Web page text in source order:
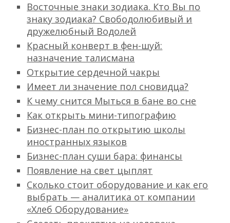
Восточные знаки зодиака. Кто Вы по
знаку зодиака? Свободолюбивый и
дружелюбный Водолей
Красный конверт в фен-шуй:
назначение талисмана
Открытие сердечной чакры
Имеет ли значение пол сновидца?
К чему снится Мыться в бане во сне
Как открыть мини-типографию
Бизнес-план по открытию школы
иностранных языков
Бизнес-план суши бара: финансы
Появление на свет цыплят
Сколько стоит оборудование и как его
выбрать — аналитика от компании
«Хлеб Оборудование»